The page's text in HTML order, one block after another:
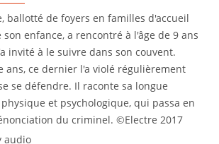
ballotté de foyers en familles d'accueil
enfance, a rencontré à l'âge de 9 ans
invité à le suivre dans son couvent.
ans, ce dernier l'a violé régulièrement
se défendre. Il raconte sa longue
et psychologique, qui passa en
du criminel. ©Electre 2017
audio